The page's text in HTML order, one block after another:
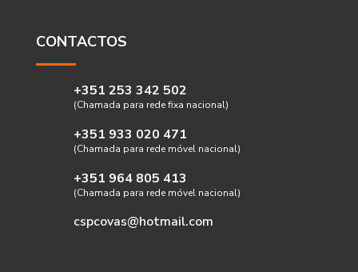
CONTACTOS
+351 253 342 502
(Chamada para rede fixa nacional)
+351 933 020 471
(Chamada para rede móvel nacional)
+351 964 805 413
(Chamada para rede móvel nacional)
cspcovas@hotmail.com